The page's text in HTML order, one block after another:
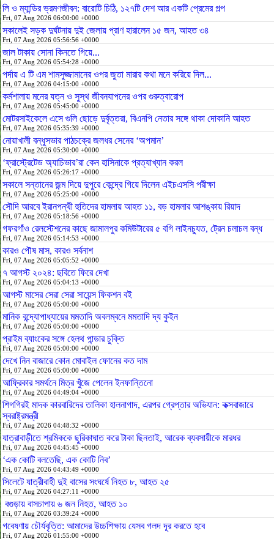
লি ও ম্যান্ডির ভ্রমণজীবন: বারোটি চিঠি, ১২৭টি দেশ আর একটি প্রেমের গল্প
Fri, 07 Aug 2026 06:00:00 +0000
সকালেই সড়ক দুর্ঘটনায় দুই জেলায় প্রাণ হারালেন ১৫ জন, আহত ৩৪
Fri, 07 Aug 2026 05:56:56 +0000
জাল টাকায় সোনা কিনতে গিয়ে...
Fri, 07 Aug 2026 05:54:28 +0000
পর্দায় এ টি এম শামসুজ্জামানের ওপর জুতা মারার কথা মনে করিয়ে দিল...
Fri, 07 Aug 2026 04:15:00 +0000
কর্মশালায় মনের যত্ন ও সুস্থ জীবনযাপনের ওপর গুরুত্বারোপ
Fri, 07 Aug 2026 05:45:00 +0000
মোটরসাইকেলে এসে গুলি ছোড়ে দুর্বৃত্তরা, বিএনপি নেতার সঙ্গে থাকা দোকানি আহত
Fri, 07 Aug 2026 05:35:39 +0000
নোয়াখালী বন্ধুসভার পাঠচক্রে জলধর সেনের ‘অপমান’
Fri, 07 Aug 2026 05:30:00 +0000
‘ফ্রাস্ট্রেটেড অ্যাচিভার’রা কেন হাসিনাকে প্রত্যাখ্যান করল
Fri, 07 Aug 2026 05:26:17 +0000
সকালে সন্তানের জন্ম দিয়ে দুপুরে কেন্দ্রে গিয়ে দিলেন এইচএসসি পরীক্ষা
Fri, 07 Aug 2026 05:25:00 +0000
সৌদি আরবে ইরানপন্থী হুতিদের হামলায় আহত ১১, বড় হামলার আশঙ্কায় রিয়াদ
Fri, 07 Aug 2026 05:18:56 +0000
গফরগাঁও রেলস্টেশনের কাছে জামালপুর কমিউটারের ৫ বগি লাইনচ্যুত, ট্রেন চলাচল বন্ধ
Fri, 07 Aug 2026 05:14:53 +0000
কারও পৌষ মাস, কারও সর্বনাশ
Fri, 07 Aug 2026 05:05:52 +0000
৭ আগস্ট ২০২৪: ছবিতে ফিরে দেখা
Fri, 07 Aug 2026 05:04:13 +0000
আগস্ট মাসের সেরা সেরা সায়েন্স ফিকশন বই
Fri, 07 Aug 2026 05:00:00 +0000
মানিক বন্দ্যোপাধ্যায়ের মমতাদি অবলম্বনে মমতাদি দ্য কুইন
Fri, 07 Aug 2026 05:00:00 +0000
প্রাইম ব্যাংকের সঙ্গে হেলথ পান্ডার চুক্তি
Fri, 07 Aug 2026 05:00:00 +0000
দেখে নিন বাজারে কোন মোবাইল ফোনের কত দাম
Fri, 07 Aug 2026 05:00:00 +0000
আফ্রিকার সমর্থনে মিত্র খুঁজে পেলেন ইনফান্তিনো
Fri, 07 Aug 2026 04:49:04 +0000
শিগগিরই মাদক কারবারিদের তালিকা হালনাগাদ, এরপর গ্রেপ্তার অভিযান: কক্সবাজারে
স্বরাষ্ট্রমন্ত্রী
Fri, 07 Aug 2026 04:48:32 +0000
যাত্রাবাড়ীতে শ্রমিককে ছুরিকাঘাত করে টাকা ছিনতাই, আরেক ব্যবসায়ীকে মারধর
Fri, 07 Aug 2026 04:45:45 +0000
‘এক কোটি বলতেছি, এক কোটি নিব’
Fri, 07 Aug 2026 04:43:49 +0000
সিলেটে যাত্রীবাহী দুই বাসের সংঘর্ষে নিহত ৮, আহত ২৫
Fri, 07 Aug 2026 04:27:11 +0000
বগুড়ায় বাসচাপায় ৬ জন নিহত, আহত ১০
Fri, 07 Aug 2026 03:39:24 +0000
গবেষণায় চৌর্যবৃত্তি: আমাদের উচ্চশিক্ষায় যেসব গলদ দূর করতে হবে
Fri, 07 Aug 2026 01:55:00 +0000